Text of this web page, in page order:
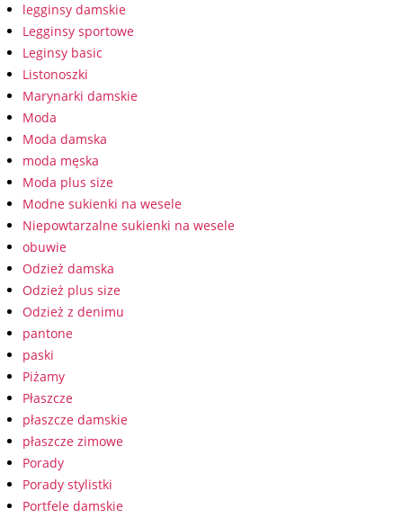
legginsy damskie
Legginsy sportowe
Leginsy basic
Listonoszki
Marynarki damskie
Moda
Moda damska
moda męska
Moda plus size
Modne sukienki na wesele
Niepowtarzalne sukienki na wesele
obuwie
Odzież damska
Odzież plus size
Odzież z denimu
pantone
paski
Piżamy
Płaszcze
płaszcze damskie
płaszcze zimowe
Porady
Porady stylistki
Portfele damskie